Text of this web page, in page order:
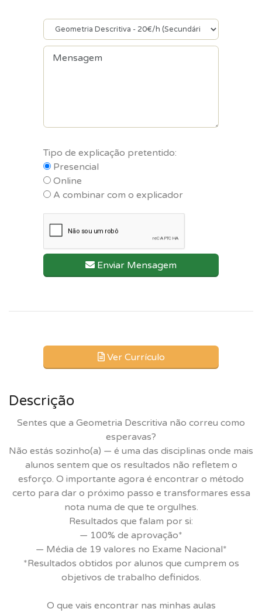
Tipo de explicação pretentido:
Presencial
Online
A combinar com o explicador
Enviar Mensagem
Ver Currículo
Descrição
Sentes que a Geometria Descritiva não correu como
esperavas?
Não estás sozinho(a) — é uma das disciplinas onde mais
alunos sentem que os resultados não refletem o
esforço. O importante agora é encontrar o método
certo para dar o próximo passo e transformares essa
nota numa de que te orgulhes.
Resultados que falam por si:
— 100% de aprovação*
— Média de 19 valores no Exame Nacional*
*Resultados obtidos por alunos que cumprem os
objetivos de trabalho definidos.
O que vais encontrar nas minhas aulas